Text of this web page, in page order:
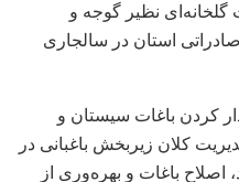
نظیر گوجه و
استان در سالجاری
کردن باغات سیستان و
کلان زیربخش باغبانی در
اصلاح باغات و بهره‌وری از